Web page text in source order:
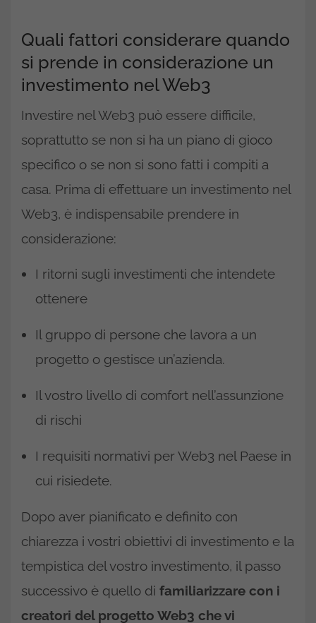
Quali fattori considerare quando
si prende in considerazione un
investimento nel Web3
Investire nel Web3 può essere difficile,
soprattutto se non si ha un piano di gioco
specifico o se non si sono fatti i compiti a
casa. Prima di effettuare un investimento nel
Web3, è indispensabile prendere in
considerazione:
I ritorni sugli investimenti che intendete
ottenere
Il gruppo di persone che lavora a un
progetto o gestisce un’azienda.
Il vostro livello di comfort nell’assunzione
di rischi
I requisiti normativi per Web3 nel Paese in
cui risiedete.
Dopo aver pianificato e definito con
chiarezza i vostri obiettivi di investimento e la
tempistica del vostro investimento, il passo
successivo è quello di familiarizzare con i
creatori del progetto Web3 che vi